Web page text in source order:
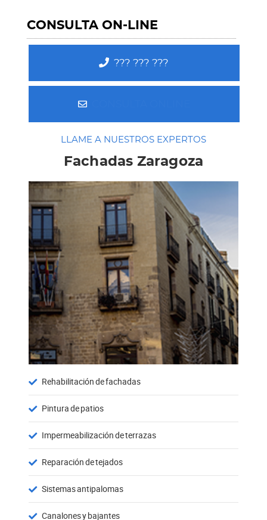
CONSULTA ON-LINE
??? ??? ???
LLAME A NUESTROS EXPERTOS
Fachadas Zaragoza
Rehabilitación de fachadas
Pintura de patios
Impermeabilización de terrazas
Reparación de tejados
Sistemas antipalomas
Canalones y bajantes